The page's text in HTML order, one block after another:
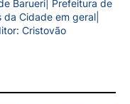
Barueri| Prefeitura de
Cidade em geral|
Cristovão